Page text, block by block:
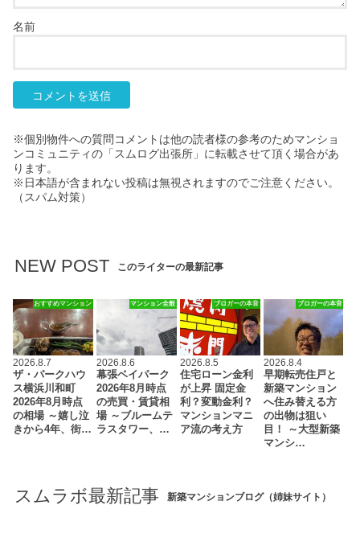
名前
※個別物件への質問コメントは他の読者様の参考のためマンショ
ンコミュニティの「スムログ出張所」に転載させて頂く場合があ
ります。
※日本語が含まれない投稿は無視されますのでご注意ください。
（スパム対策）
NEW POST このライターの最新記事
おすすめマンション
2026.8.7
ザ・パークハウ
ス横浜川和町
2026年8月時点
の相場 ～嬉し泣
きから4年、街…
マンション全般
2026.8.6
幕張ベイパーク
2026年8月時点
の売買・賃貸相
場 ～ブルームテ
ラスタワー、…
ブロガーの本音
2026.8.5
住宅ローン金利
が上昇 固定金
利？変動金利？
マンションマニ
ア流の考え方
ブロガーの本音
2026.8.4
早期転売住戸と
新築マンション
へ住み替える方
の出物は狙い
目！ ～大型新築
マンシ…
スムラボ最新記事 新築マンションブログ（姉妹サイト）